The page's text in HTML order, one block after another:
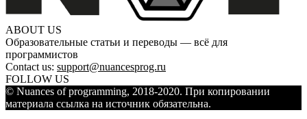
ABOUT US
Образовательные статьи и переводы — всё для
программистов
Contact us: support@nuancesprog.ru
FOLLOW US
© Nuances of programming, 2018-2020. При копировании
материала ссылка на источник обязательна.